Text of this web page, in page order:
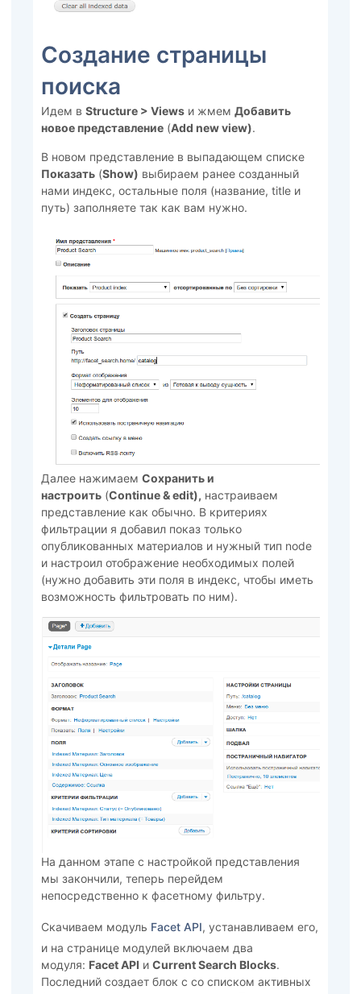
Создание страницы
поиска
Идем в Structure > Viewsи жмем Добавить
новое представление(Add new view).
В новом представление в выпадающем списке
Показать(Show) выбираем ранее созданный
нами индекс, остальные поля (название, title и
путь) заполняете так как вам нужно.
Далее нажимаем Сохранить и
настроить(Continue & edit), настраиваем
представление как обычно. В критериях
фильтрации я добавил показ только
опубликованных материалов и нужный тип node
и настроил отображение необходимых полей
(нужно добавить эти поля в индекс, чтобы иметь
возможность фильтровать по ним).
На данном этапе с настройкой представления
мы закончили, теперь перейдем
непосредственно к фасетному фильтру.
Скачиваем модуль Facet API, устанавливаем его,
и на странице модулей включаем два
модуля: Facet API и Current Search Blocks.
Последний создает блок с со списком активных